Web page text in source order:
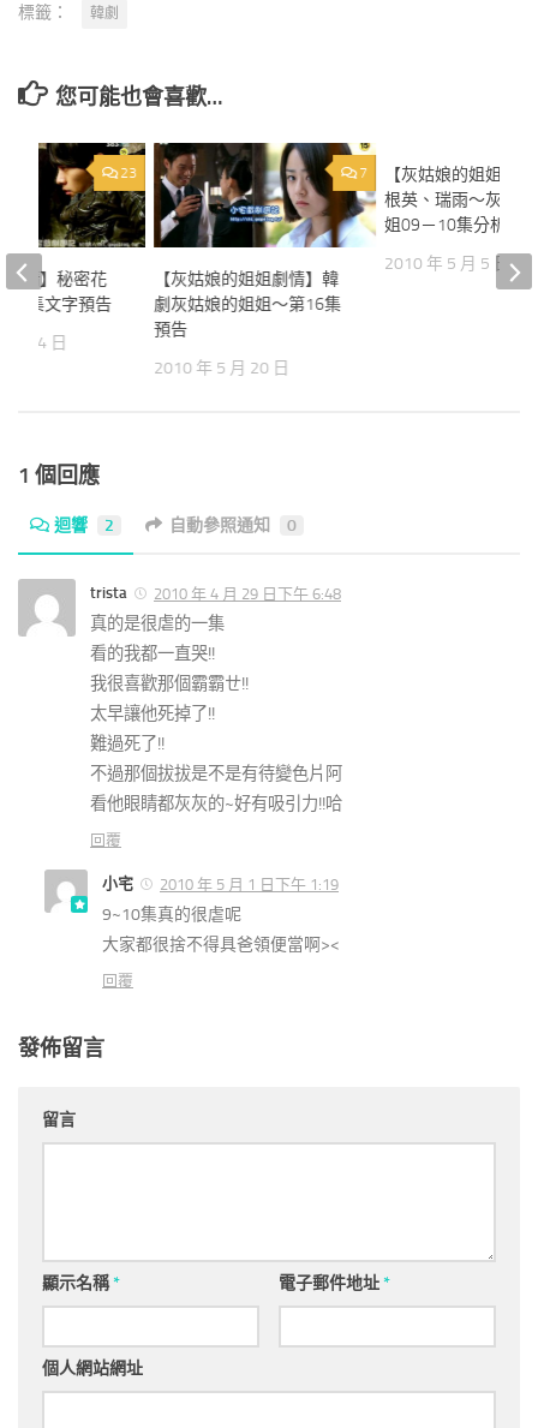
標籤： 韓劇
您可能也會喜歡…
7
【灰姑娘的姐姐劇情】韓
劇灰姑娘的姐姐～第16集
預告
2010 年 5 月 20 日
【灰姑娘的姐姐劇
根英、瑞雨～灰姑
姐09－10集分析
2010 年 5 月 5 日
23
劇情】秘密花
14集文字預告
月 24 日
1 個回應
迴響 2 自動參照通知 0
trista 2010 年 4 月 29 日下午 6:48
真的是很虐的一集
看的我都一直哭!!
我很喜歡那個霸霸ㄝ!!
太早讓他死掉了!!
難過死了!!
不過那個拔拔是不是有待變色片阿
看他眼睛都灰灰的~好有吸引力!!哈
回覆
小宅 2010 年 5 月 1 日下午 1:19
9~10集真的很虐呢
大家都很捨不得具爸領便當啊><
回覆
發佈留言
留言
顯示名稱* 電子郵件地址*
個人網站網址